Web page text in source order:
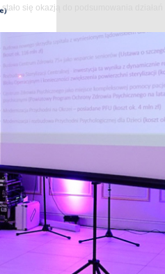
się okazją do podsumowania działań
się z ZUS-em mogą
autorskie z Karoliną Olejak –